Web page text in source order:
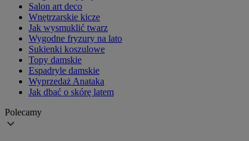
Salon art deco
Wnętrzarskie kicze
Jak wysmuklić twarz
Wygodne fryzury na lato
Sukienki koszulowe
Topy damskie
Espadryle damskie
Wyprzedaż Anataka
Jak dbać o skórę latem
Polecamy